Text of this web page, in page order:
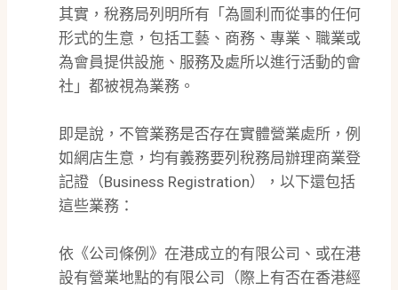
其實，稅務局列明所有「為圖利而從事的任何
形式的生意，包括工藝、商務、專業、職業或
為會員提供設施、服務及處所以進行活動的會
社」都被視為業務。
即是說，不管業務是否存在實體營業處所，例
如網店生意，均有義務要列稅務局辦理商業登
記證（Business Registration），以下還包括
這些業務：
依《公司條例》在港成立的有限公司、或在港
設有營業地點的有限公司（際上有否在香港經